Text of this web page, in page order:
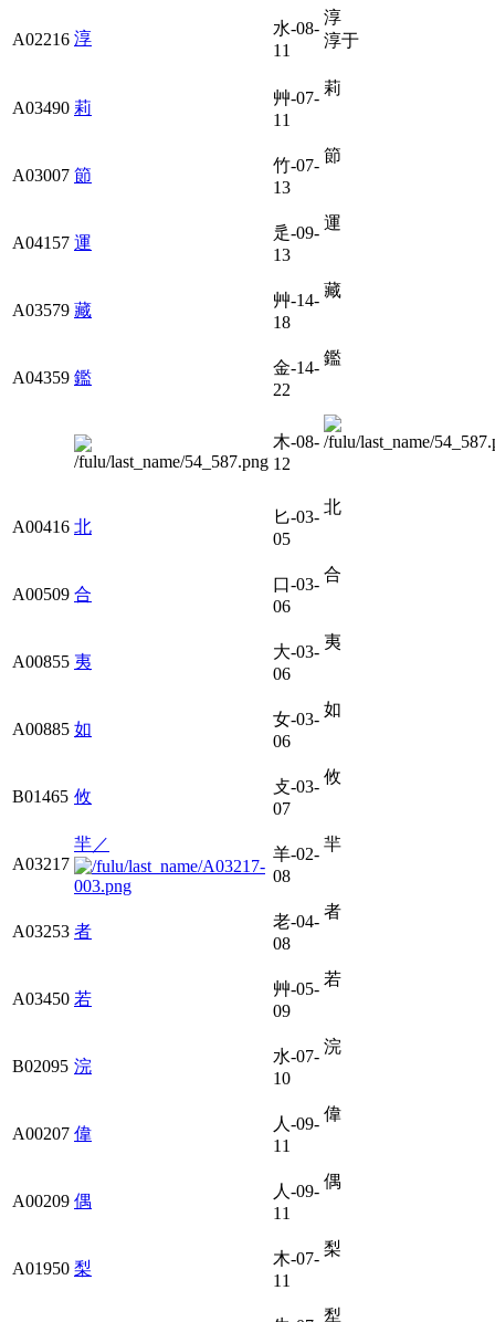
A02216 淳
水-08-
11
淳
淳于
A03490 莉
艸-07-
11
莉
A03007 節
竹-07-
13
節
A04157 運
辵-09-
13
運
A03579 藏
艸-14-
18
藏
A04359 鑑
金-14-
22
鑑
木-08-
12
A00416 北
匕-03-
05
北
A00509 合
口-03-
06
合
A00855 夷
大-03-
06
夷
A00885 如
女-03-
06
如
B01465 攸
攴-03-
07
攸
A03217
羋／
羊-02-
08
羋
A03253 者
老-04-
08
者
A03450 若
艸-05-
09
若
B02095 浣
水-07-
10
浣
A00207 偉
人-09-
11
偉
A00209 偶
人-09-
11
偶
A01950 梨
木-07-
11
梨
犁